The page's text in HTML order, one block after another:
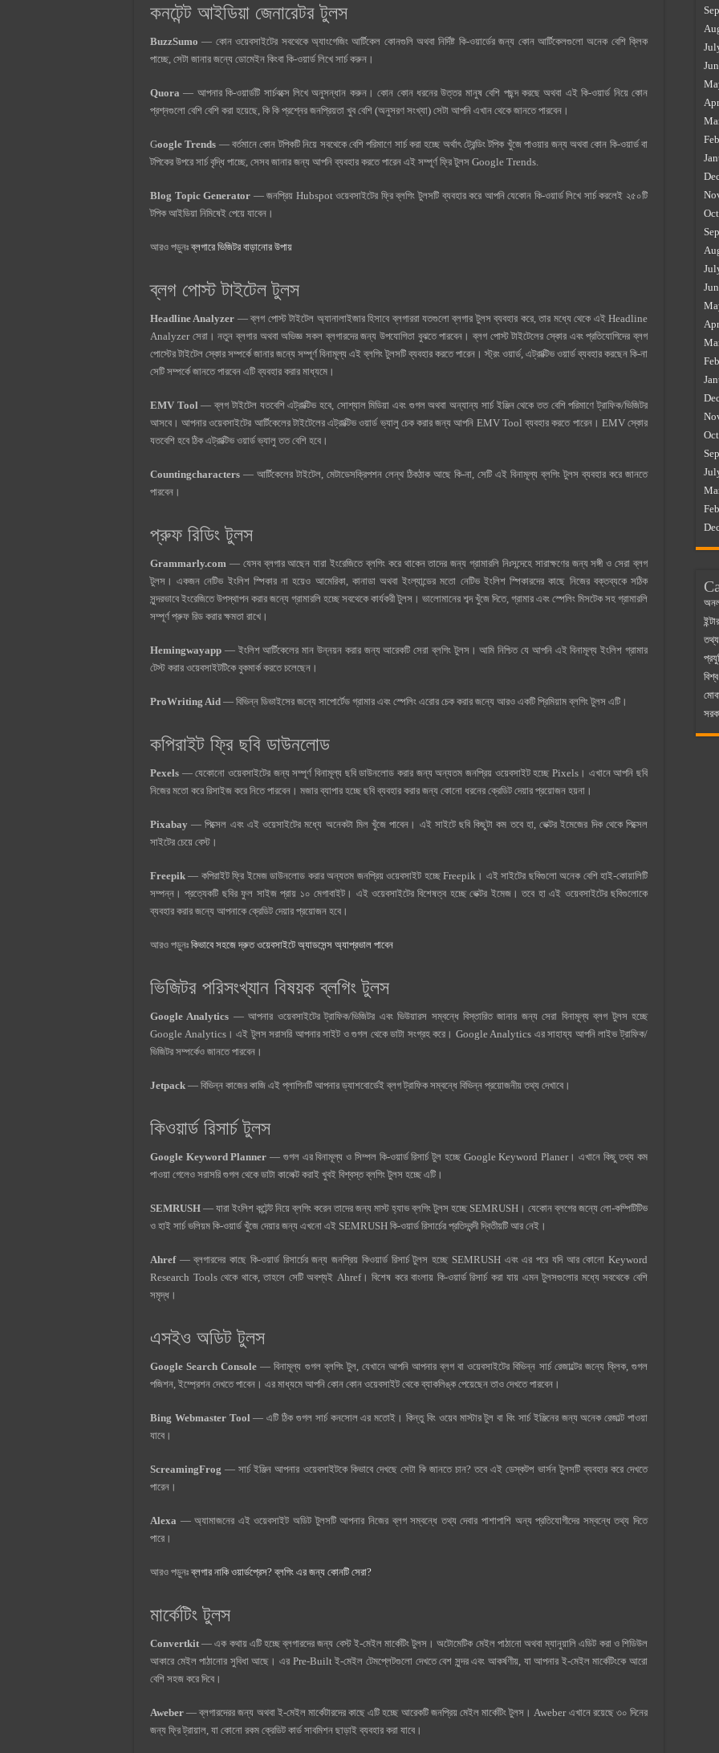
কনটেন্ট আইডিয়া জেনারেটর টুলস
BuzzSumo — কোন ওয়েবসাইটের সবথেকে অ্যাংগেজিং আর্টিকেল কোনগুলি অথবা নির্দিষ্ট কি-ওয়ার্ডের জন্য কোন আর্টিকেলগুলো অনেক বেশি ক্লিক
পাচ্ছে, সেটা জানার জন্যে ডোমেইন কিংবা কি-ওয়ার্ড লিখে সার্চ করুন।
Quora — আপনার কি-ওয়ার্ডটি সার্চবক্সে লিখে অনুসন্ধান করুন। কোন কোন ধরনের উত্তর মানুষ বেশি পছন্দ করছে অথবা এই কি-ওয়ার্ড নিয়ে কোন
প্রশ্নগুলাে বেশি বেশি করা হয়েছে, কি কি প্রশ্নের জনপ্রিয়তা খুব বেশি (অনুসরণ সংখ্যা) সেটা আপনি এখান থেকে জানতে পারবেন।
Google Trends — বর্তমানে কোন টপিকটি নিয়ে সবথেকে বেশি পরিমাণে সার্চ করা হচ্ছে অর্থাৎ ট্রেন্ডিং টপিক খুঁজে পাওয়ার জন্য অথবা কোন কি-ওয়ার্ড বা
টপিকের উপরে সার্চ বৃদ্ধি পাচ্ছে, সেসব জানার জন্য আপনি ব্যবহার করতে পারেন এই সম্পূর্ণ ফ্রি ‍টুলস Google Trends.
Blog Topic Generator — জনপ্রিয় Hubspot ওয়েবসাইটের ফ্রি ব্লগিং টুলসটি ব্যবহার করে আপনি যেকোন কি-ওয়ার্ড লিখে সার্চ করলেই ২৫০টি
টপিক আইডিয়া নিমিষেই পেয়ে যাবেন।
আরও পড়ুনঃব্লগারে ভিজিটর বাড়ানোর উপায়
ব্লগ পোস্ট টাইটেল ‍টুলস
Headline Analyzer — ব্লগ পোস্ট টাইটেল অ্যানালাইজার হিসাবে ব্লগাররা যতগুলো ব্লগার টুলস ব্যবহার করে, তার মধ্যে থেকে এই Headline
Analyzer সেরা। নতুন ব্লগার অথবা অভিজ্ঞ সকল ব্লগারদের জন্য উপযোগিতা বুঝতে পারবেন। ব্লগ পোস্ট টাইটেলের স্কোর এবং প্রতিযোগিদের ব্লগ
পোস্টের টাইটেল স্কোর সম্পর্কে জানার জন্যে সম্পূর্ণ বিনামূল্য এই ব্লগিং টুলসটি ব্যবহার করতে পারেন। স্ট্রং ওয়ার্ড, এট্রাক্টিভ ওয়ার্ড ব্যবহার করছেন কি-না
সেটি সম্পর্কে জানতে পারবেন এটি ব্যবহার করার মাধ্যমে।
EMV Tool — ব্লগ টাইটেল যতবেশি এট্রাক্টিভ হবে, সোশ্যাল মিডিয়া এবং গুগল অথবা অন্যান্য সার্চ ইঞ্জিন থেকে তত বেশি পরিমাণে ট্রাফিক/ভিজিটর
আসবে। আপনার ওয়েবসাইটের আর্টিকেলের টাইটেলের এট্রাক্টিভ ওয়ার্ড ভ্যালু চেক করার জন্য আপনি EMV Tool ব্যবহার করতে পারেন। EMV স্কোর
যতবেশি হবে ঠিক এট্রাক্টিভ ওয়ার্ড ভ্যালু তত বেশি হবে।
Countingcharacters — আর্টিকেলের টাইটেল, মেটাডেসক্রিপশন লেন্থ ঠিকঠাক আছে কি-না, সেটি এই বিনামূল্য ব্লগিং টুলস ব্যবহার করে জানতে
পারবেন।
প্রুফ রিডিং ‍টুলস
Grammarly.com — যেসব ব্লগার আছেন যারা ইংরেজিতে ব্লগিং করে থাকেন তাদের জন্য গ্রামারলি নিঃসন্দেহে সারাক্ষণের জন্য সঙ্গী ও সেরা ব্লগ
‍টুলস। একজন নেটিভ ইংলিশ স্পিকার না হয়েও আমেরিকা, কানাডা অথবা ইংল্যান্ডের মতো নেটিভ ইংলিশ স্পিকারদের কাছে নিজের বক্তব্যকে সঠিক
সুন্দরভাবে ইংরেজিতে উপস্থাপন করার জন্যে গ্রামারলি হচ্ছে সবথেকে কার্যকরী ‍টুলস। ভালোমানের শব্দ খুঁজে দিতে, গ্রামার এবং স্পেলিং মিসটেক সহ গ্রামারলি
সম্পূর্ণ প্রুফ রিড করার ক্ষমতা রাখে।
Hemingwayapp — ইংলিশ আর্টিকেলের মান উন্নয়ন করার জন্য আরেকটি সেরা ব্লগিং টুলস। আমি নিশ্চিত যে আপনি এই বিনামূল্য ইংলিশ গ্রামার
টেস্ট করার ওয়েবসাইটটিকে বুকমার্ক করতে চলেছেন।
ProWriting Aid — বিভিন্ন ডিভাইসের জন্যে সাপোর্টেড গ্রামার এবং স্পেলিং এরোর চেক করার জন্যে আরও একটি প্রিমিয়াম ব্লগিং টুলস এটি।
কপিরাইট ফ্রি ছবি ডাউনলোড
Pexels — যেকোনো ওয়েবসাইটের জন্য সম্পূর্ণ বিনামূল্য ছবি ডাউনলোড করার জন্য অন্যতম জনপ্রিয় ওয়েবসাইট হচ্ছে Pixels। এখানে আপনি ছবি
নিজের মতো করে রিসাইজ করে নিতে পারবেন। মজার ব্যাপার হচ্ছে ছবি ব্যবহার করার জন্য কোনো ধরনের ক্রেডিট দেয়ার প্রয়োজন হয়না।
Pixabay — পিক্সেল এবং এই ওয়েসাইটের মধ্যে অনেকটা মিল খুঁজে পাবেন। এই সাইটে ছবি কিছুটা কম তবে হা, ভেক্টর ইমেজের দিক থেকে পিক্সেল
সাইটের চেয়ে বেস্ট।
Freepik — কপিরাইট ফ্রি ইমেজ ডাউনলোড করার অন্যতম জনপ্রিয় ওয়েবসাইট হচ্ছে Freepik। এই সাইটের ছবিগুলো অনেক বেশি হাই-কোয়ালিটি
সম্পন্ন। প্রত্যেকটি ছবির ফুল সাইজ প্রায় ১০ মেগাবাইট। এই ওয়েবসাইটের বিশেষত্ব হচ্ছে ভেক্টর ইমেজ। তবে হা এই ওয়েবসাইটের ছবিগুলোকে
ব্যবহার করার জন্যে আপনাকে ক্রেডিট দেয়ার প্রয়োজন হবে।
আরও পড়ুনঃ কিভাবে সহজে দ্রুত ওয়েবসাইটে অ্যাডসেন্স অ্যাপ্রভাল পাবেন
ভিজিটর পরিসংখ্যান বিষয়ক ব্লগিং ‍টুলস
Google Analytics — আপনার ওয়েবসাইটের ট্রাফিক/ভিজিটর এবং ভিউয়ারস সম্বন্ধে বিস্তারিত জানার জন্য সেরা বিনামূল্য ব্লগ ‍টুলস হচ্ছে
Google Analytics। এই টুলস সরাসরি আপনার সাইট ও গুগল থেকে ডাটা সংগ্রহ করে। Google Analytics এর সাহায্য আপনি লাইভ ট্রাফিক/
ভিজিটর সম্পর্কেও জানতে পারবেন।
Jetpack — বিভিন্ন কাজের কাজি এই প্লাগিনটি আপনার ড্যাশবোর্ডেই ব্লগ ট্রাফিক সম্বন্ধে বিভিন্ন প্রয়োজনীয় তথ্য দেখাবে।
কিওয়ার্ড রিসার্চ টুলস
Google Keyword Planner — গুগল এর বিনামূল্য ও সিম্পল কি-ওয়ার্ড রিসার্চ টুল হচ্ছে Google Keyword Planer। এখানে কিছু তথ্য কম
পাওয়া গেলেও সরাসরি গুগল থেকে ডাটা কালেক্ট করাই খুবই বিশ্বস্ত ব্লগিং টুলস হচ্ছে এটি।
SEMRUSH — যারা ইংলিশ কন্টেন্ট নিয়ে ব্লগিং করেন তাদের জন্য মাস্ট হ্যাভ ব্লগিং টুলস হচ্ছে SEMRUSH। যেকোন ব্লগের জন্যে লো-কম্পিটিটিভ
ও হাই সার্চ ভলিয়ম কি-ওয়ার্ড খুঁজে দেয়ার জন্য এখনো এই SEMRUSH কি-ওয়ার্ড রিসার্চের প্রতিদ্বন্দী দ্বিতীয়টি আর নেই।
Ahref— ব্লগারদের কাছে কি-ওয়ার্ড রিসার্চের জন্য জনপ্রিয় কিওয়ার্ড রিসার্চ টুলস হচ্ছে SEMRUSH এবং এর পরে যদি আর কোনো Keyword
Research Tools থেকে থাকে, তাহলে সেটি অবশ্যই Ahref। বিশেষ করে বাংলায় কি-ওয়ার্ড রিসার্চ করা যায় এমন টুলসগুলোর মধ্যে সবথেকে বেশি
সমৃদ্ধ।
এসইও অডিট টুলস
Google Search Console — বিনামূল্য গুগল ব্লগিং টুল, যেখানে আপনি আপনার ব্লগ বা ওয়েবসাইটের বিভিন্ন সার্চ রেজাল্টের জন্যে ক্লিক, গুগল
পজিশন, ইম্প্রেশন দেখতে পাবেন। এর মাধ্যমে আপনি কোন কোন ওয়েবসাইট থেকে ব্যাকলিঙ্ক পেয়েছেন তাও দেখতে পারবেন।
Bing Webmaster Tool— এটি ঠিক গুগল সার্চ কনসোল এর মতোই। কিন্তু বিং ওয়েব মাস্টার টুল বা বিং সার্চ ইঞ্জিনের জন্য অনেক রেজাল্ট পাওয়া
যাবে।
ScreamingFrog — সার্চ ইঞ্জিন আপনার ওয়েবসাইটকে কিভাবে দেখছে সেটা কি জানতে চান? তবে এই ডেস্কটপ ভার্সন টুলসটি ব্যবহার করে দেখতে
পারেন।
Alexa — অ্যামাজনের এই ওয়েবসাইট অডিট টুলসটি আপনার নিজের ব্লগ সম্বন্ধে তথ্য দেবার পাশাপাশি অন্য প্রতিযোগীদের সম্বন্ধে তথ্য দিতে
পারে।
আরও পড়ুনঃব্লগার নাকি ওয়ার্ডপ্রেস? ব্লগিং এর জন্য কোনটি সেরা?
মার্কেটিং টুলস
Convertkit — এক কথায় এটি হচ্ছে ব্লগারদের জন্য বেস্ট ই-মেইল মার্কেটিং টুলস। অটোমেটিক মেইল পাঠানো অথবা ম্যানুয়ালি এডিট করা ও শিডিউল
আকারে মেইল পাঠানোর সুবিধা আছে। এর Pre-Built ই-মেইল টেমপ্লেটগুলো দেখতে বেশ সুন্দর এবং আকর্ষণীয়, যা আপনার ই-মেইল মার্কেটিংকে আরো
বেশি সহজ করে দিবে।
Aweber — ব্লগারদেরর জন্য অথবা ই-মেইল মার্কেটারদের কাছে এটি হচ্ছে আরেকটি জনপ্রিয় মেইল মার্কেটিং টুলস। Aweber এখানে রয়েছে ৩০ দিনের
জন্য ফ্রি ট্রায়াল, যা কোনো রকম ক্রেডিট কার্ড সাবমিশন ছাড়াই ব্যবহার করা যাবে।
তথ্য
বিশ্ব